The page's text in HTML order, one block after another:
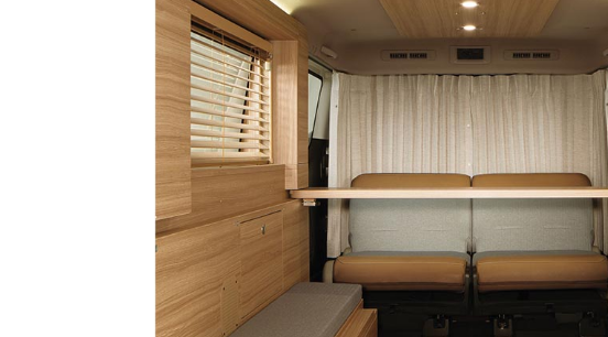
BYD
その他
レクサス
ホンダ
三菱
光岡
その他